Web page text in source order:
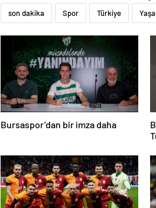
son dakika Spor Türkiye
Bursaspor’dan bir imza daha